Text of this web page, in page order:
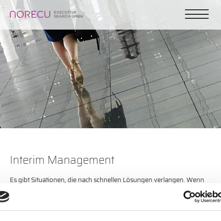
Interim Management
Es gibt Situationen, die nach schnellen Lösungen verlangen. Wenn
zum Beispiel ein Manager unvermittelt ausscheidet und kurzfristig
Abteilung oder ein neues Team aufzubauen. Oder wenn ein